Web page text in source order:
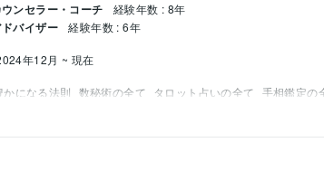
ンセラー・コーチ 経験年数 : 8年
バイザー 経験年数 : 6年
年12月 ~ 現在
かになる法則 数秘術の全て タロット占いの全て 手相鑑定の
年